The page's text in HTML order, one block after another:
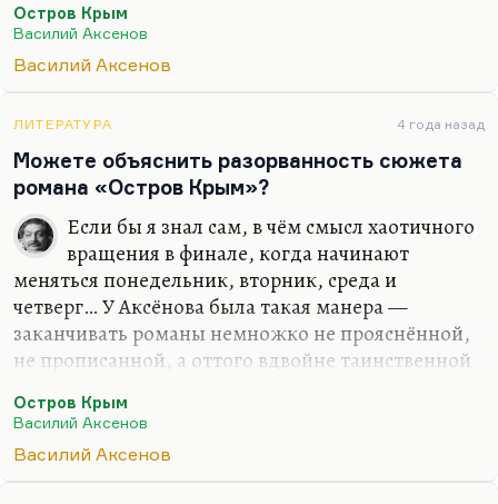
совершенно необязательно. Больше того, этого
сделаете, вас съедят. Интеллигенция и так народ.
испытывать постоянный комплекс вины?
Наверное, должна. И должна ли она всё время
мечтать опуститься, мечтать со своих высот куда-
то сойти? Нет, не должна. Наоборот, она должна
дотянуть до себя остальных.
Противоречие интеллигенции и…
Остров Крым
Василий Аксенов
Василий Аксенов
ЛИТЕРАТУРА 4 года назад
Можете объяснить разорванность сюжета
романа «Остров Крым»?
Если бы я знал сам, в чём смысл хаотичного
вращения в финале, когда начинают
меняться понедельник, вторник, среда и
четверг… У Аксёнова была такая манера —
заканчивать романы немножко не прояснённой,
не прописанной, а оттого вдвойне таинственной
Христа, второе пришествие Христа в финале
поехало. Возьмите посмертный, странный финал
Остров Крым
Василий Аксенов
Василий Аксенов